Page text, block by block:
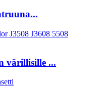
värillisille ...